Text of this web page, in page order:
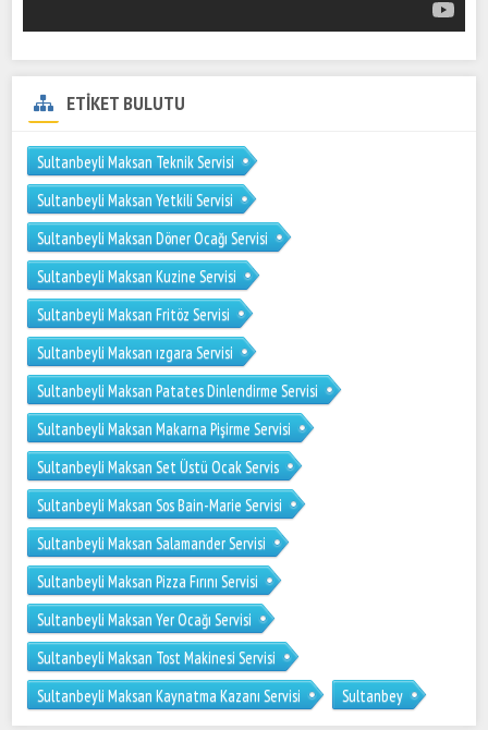
ETİKET BULUTU
Sultanbeyli Maksan Teknik Servisi
Sultanbeyli Maksan Yetkili Servisi
Sultanbeyli Maksan Döner Ocağı Servisi
Sultanbeyli Maksan Kuzine Servisi
Sultanbeyli Maksan Fritöz Servisi
Sultanbeyli Maksan ızgara Servisi
Sultanbeyli Maksan Patates Dinlendirme Servisi
Sultanbeyli Maksan Makarna Pişirme Servisi
Sultanbeyli Maksan Set Üstü Ocak Servis
Sultanbeyli Maksan Sos Bain-Marie Servisi
Sultanbeyli Maksan Salamander Servisi
Sultanbeyli Maksan Pizza Fırını Servisi
Sultanbeyli Maksan Yer Ocağı Servisi
Sultanbeyli Maksan Tost Makinesi Servisi
Sultanbeyli Maksan Kaynatma Kazanı Servisi
Sultanbey